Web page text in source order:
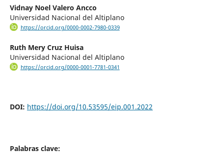
Vidnay Noel Valero Ancco
Universidad Nacional del Altiplano
https://orcid.org/0000-0002-7980-0339
Ruth Mery Cruz Huisa
Universidad Nacional del Altiplano
https://orcid.org/0000-0001-7781-0341
DOI: https://doi.org/10.53595/eip.001.2022
Palabras clave: